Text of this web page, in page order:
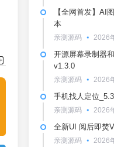
【全网首发】AI
本
亲测源码 2026
开源屏幕录制器
v1.3.0
亲测源码 2026
手机找人定位
亲测源码 2026
全新UI 阅后即焚
亲测源码 2026